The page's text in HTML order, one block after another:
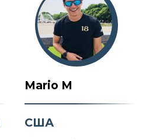
Mario M
США